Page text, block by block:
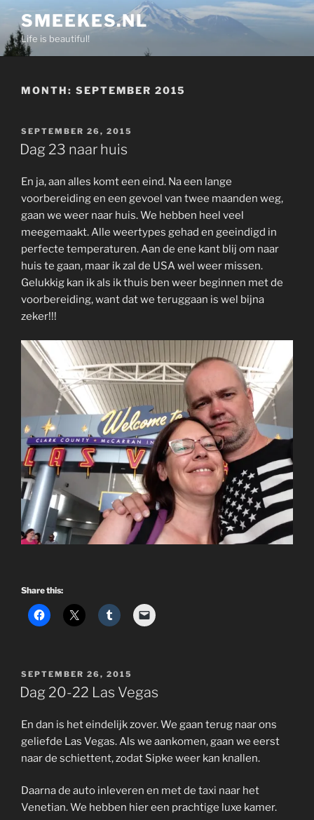
content
SMEEKES.NL
Life is beautiful!
MONTH: SEPTEMBER 2015
POSTED
ON
SEPTEMBER 26, 2015
Dag 23 naar huis
En ja, aan alles komt een eind. Na een lange
voorbereiding en een gevoel van twee maanden weg,
gaan we weer naar huis. We hebben heel veel
meegemaakt. Alle weertypes gehad en geeindigd in
perfecte temperaturen. Aan de ene kant blij om naar
huis te gaan, maar ik zal de USA wel weer missen.
Gelukkig kan ik als ik thuis ben weer beginnen met de
voorbereiding, want dat we teruggaan is wel bijna
zeker!!!
Share this:
POSTED
ON
SEPTEMBER 26, 2015
Dag 20-22 Las Vegas
En dan is het eindelijk zover. We gaan terug naar ons
geliefde Las Vegas. Als we aankomen, gaan we eerst
naar de schiettent, zodat Sipke weer kan knallen.
Daarna de auto inleveren en met de taxi naar het
Venetian. We hebben hier een prachtige luxe kamer.